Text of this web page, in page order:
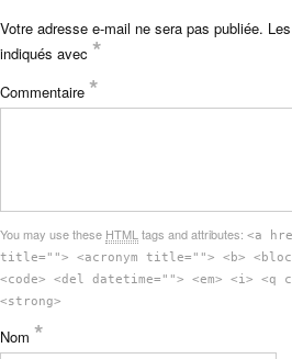
Votre adresse e-mail ne sera pas publiée.
indiqués avec *
Commentaire *
You may use these HTML tags and attributes: <a
title=""> <acronym title=""> <b>
<code> <del datetime=""> <em> <i>
<strong>
Nom *